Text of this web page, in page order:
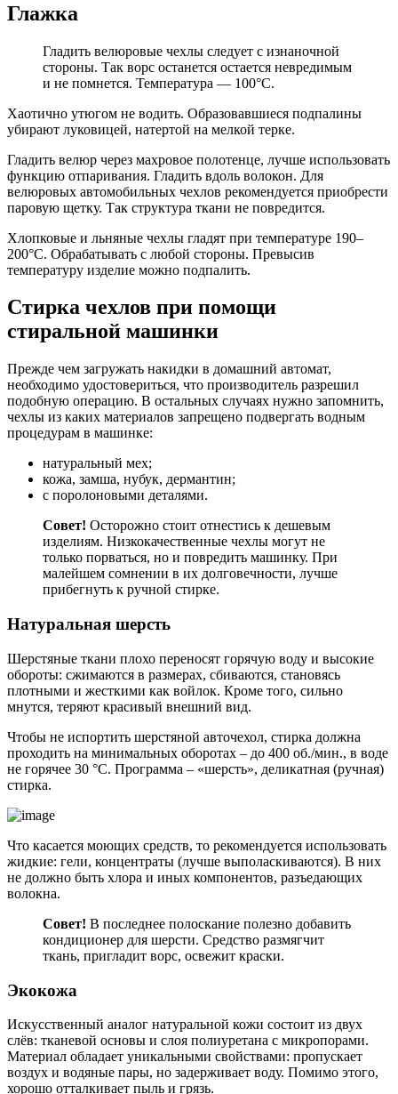
Глажка
Гладить велюровые чехлы следует с изнаночной
стороны. Так ворс останется остается невредимым
и не помнется. Температура — 100°C.
Хаотично утюгом не водить. Образовавшиеся подпалины
убирают луковицей, натертой на мелкой терке.
Гладить велюр через махровое полотенце, лучше использовать
функцию отпаривания. Гладить вдоль волокон. Для
велюровых автомобильных чехлов рекомендуется приобрести
паровую щетку. Так структура ткани не повредится.
Хлопковые и льняные чехлы гладят при температуре 190–
200°C. Обрабатывать с любой стороны. Превысив
температуру изделие можно подпалить.
Стирка чехлов при помощи
стиральной машинки
Прежде чем загружать накидки в домашний автомат,
необходимо удостовериться, что производитель разрешил
подобную операцию. В остальных случаях нужно запомнить,
чехлы из каких материалов запрещено подвергать водным
процедурам в машинке:
натуральный мех;
кожа, замша, нубук, дермантин;
с поролоновыми деталями.
Совет! Осторожно стоит отнестись к дешевым
изделиям. Низкокачественные чехлы могут не
только порваться, но и повредить машинку. При
малейшем сомнении в их долговечности, лучше
прибегнуть к ручной стирке.
Натуральная шерсть
Шерстяные ткани плохо переносят горячую воду и высокие
обороты: сжимаются в размерах, сбиваются, становясь
плотными и жесткими как войлок. Кроме того, сильно
мнутся, теряют красивый внешний вид.
Чтобы не испортить шерстяной авточехол, стирка должна
проходить на минимальных оборотах – до 400 об./мин., в воде
не горячее 30 °C. Программа – «шерсть», деликатная (ручная)
стирка.
Что касается моющих средств, то рекомендуется использовать
жидкие: гели, концентраты (лучше выполаскиваются). В них
не должно быть хлора и иных компонентов, разъедающих
волокна.
Совет! В последнее полоскание полезно добавить
кондиционер для шерсти. Средство размягчит
ткань, пригладит ворс, освежит краски.
Экокожа
Искусственный аналог натуральной кожи состоит из двух
слёв: тканевой основы и слоя полиуретана с микропорами.
Материал обладает уникальными свойствами: пропускает
воздух и водяные пары, но задерживает воду. Помимо этого,
хорошо отталкивает пыль и грязь.